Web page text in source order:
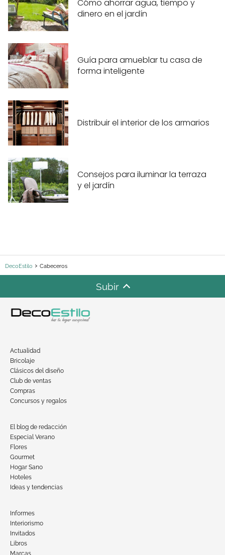
Cómo ahorrar agua, tiempo y
dinero en el jardín
Guía para amueblar tu casa de
forma inteligente
Distribuir el interior de los armarios
Consejos para iluminar la terraza
y el jardín
DecoEstilo Cabeceros
Subir
Actualidad
Bricolaje
Clásicos del diseño
Club de ventas
Compras
Concursos y regalos
El blog de redacción
Especial Verano
Flores
Gourmet
Hogar Sano
Hoteles
Ideas y tendencias
Informes
Interiorismo
Invitados
Libros
Marcas